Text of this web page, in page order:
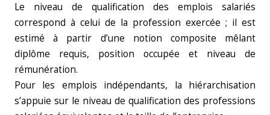
Le niveau de qualification des emplois salariés
correspond à celui de la profession exercée ; il est
estimé à partir d’une notion composite mêlant
diplôme requis, position occupée et niveau de
rémunération.
Pour les emplois indépendants, la hiérarchisation
s’appuie sur le niveau de qualification des professions